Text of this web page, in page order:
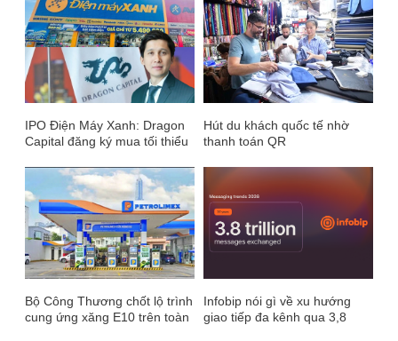
IPO Điện Máy Xanh: Dragon
Capital đăng ký mua tối thiểu
định giá đang thấp đáng kể
Hút du khách quốc tế nhờ
thanh toán QR
Bộ Công Thương chốt lộ trình
cung ứng xăng E10 trên toàn
Infobip nói gì về xu hướng
giao tiếp đa kênh qua 3,8